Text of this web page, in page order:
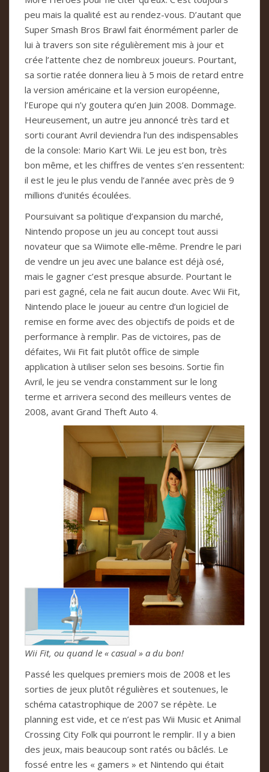
peu mais la qualité est au rendez-vous. D’autant que
Super Smash Bros Brawl fait énormément parler de
lui à travers son site régulièrement mis à jour et
crée l’attente chez de nombreux joueurs. Pourtant,
sa sortie ratée donnera lieu à 5 mois de retard entre
la version américaine et la version européenne,
l’Europe qui n’y goutera qu’en Juin 2008. Dommage.
Heureusement, un autre jeu annoncé très tard et
sorti courant Avril deviendra l’un des indispensables
de la console: Mario Kart Wii. Le jeu est bon, très
bon même, et les chiffres de ventes s’en ressentent:
il est le jeu le plus vendu de l’année avec près de 9
millions d’unités écoulées.
Poursuivant sa politique d’expansion du marché,
Nintendo propose un jeu au concept tout aussi
novateur que sa Wiimote elle-même. Prendre le pari
de vendre un jeu avec une balance est déjà osé,
mais le gagner c’est presque absurde. Pourtant le
pari est gagné, cela ne fait aucun doute. Avec Wii Fit,
Nintendo place le joueur au centre d’un logiciel de
remise en forme avec des objectifs de poids et de
performance à remplir. Pas de victoires, pas de
défaites, Wii Fit fait plutôt office de simple
application à utiliser selon ses besoins. Sortie fin
Avril, le jeu se vendra constamment sur le long
terme et arrivera second des meilleurs ventes de
2008, avant Grand Theft Auto 4.
Wii Fit, ou quand le « casual » a du bon!
Passé les quelques premiers mois de 2008 et les
sorties de jeux plutôt régulières et soutenues, le
schéma catastrophique de 2007 se répète. Le
planning est vide, et ce n’est pas Wii Music et Animal
Crossing City Folk qui pourront le remplir. Il y a bien
des jeux, mais beaucoup sont ratés ou bâclés. Le
fossé entre les « gamers » et Nintendo qui était